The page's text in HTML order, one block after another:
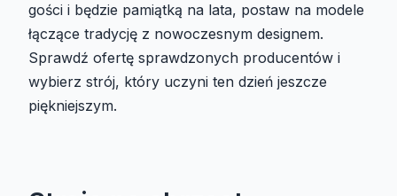
gości i będzie pamiątką na lata, postaw na modele
łączące tradycję z nowoczesnym designem.
Sprawdź ofertę sprawdzonych producentów i
wybierz strój, który uczyni ten dzień jeszcze
piękniejszym.